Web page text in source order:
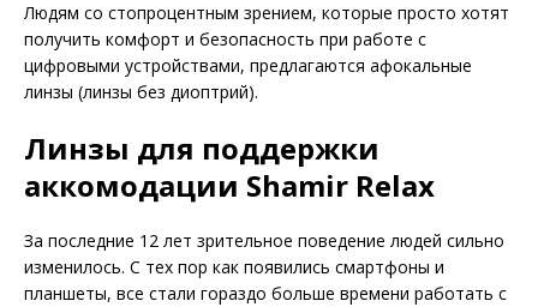
Людям со стопроцентным зрением, которые просто хотят
получить комфорт и безопасность при работе с
цифровыми устройствами, предлагаются афокальные
линзы (линзы без диоптрий).
Линзы для поддержки
аккомодации Shamir Relax
За последние 12 лет зрительное поведение людей сильно
изменилось. С тех пор как появились смартфоны и
планшеты, все стали гораздо больше времени работать с